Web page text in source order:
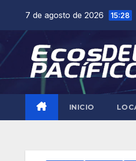
contenido
7 de agosto de 2026 15:28
INICIO